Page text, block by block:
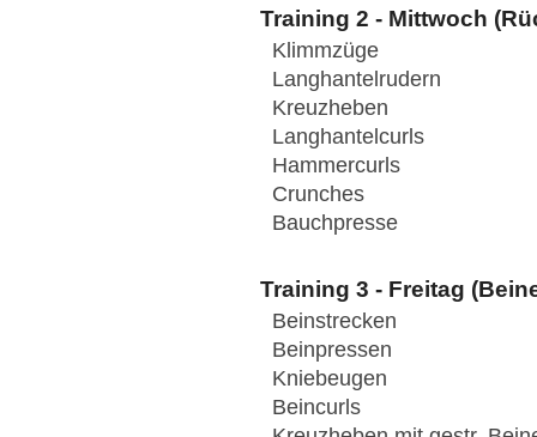
Training 2 - Mittwoch
Klimmzüge
Langhantelrudern
Kreuzheben
Langhantelcurls
Hammercurls
Crunches
Bauchpresse
Training 3 - Freitag
Beinstrecken
Beinpressen
Kniebeugen
Beincurls